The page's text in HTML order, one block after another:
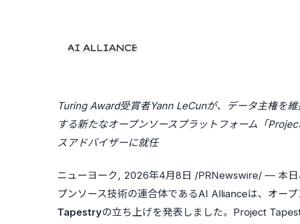
Turing Award受賞者Yann LeCunが、データ主権を
する新たなオープンソースプラットフォーム「
スアドバイザーに就任
ニューヨーク, 2026年4月8日 /PRNewswire/ — 本日
プンソース技術の連合体であるAI Allianceは、オー
Tapestryの立ち上げを発表しました。Project